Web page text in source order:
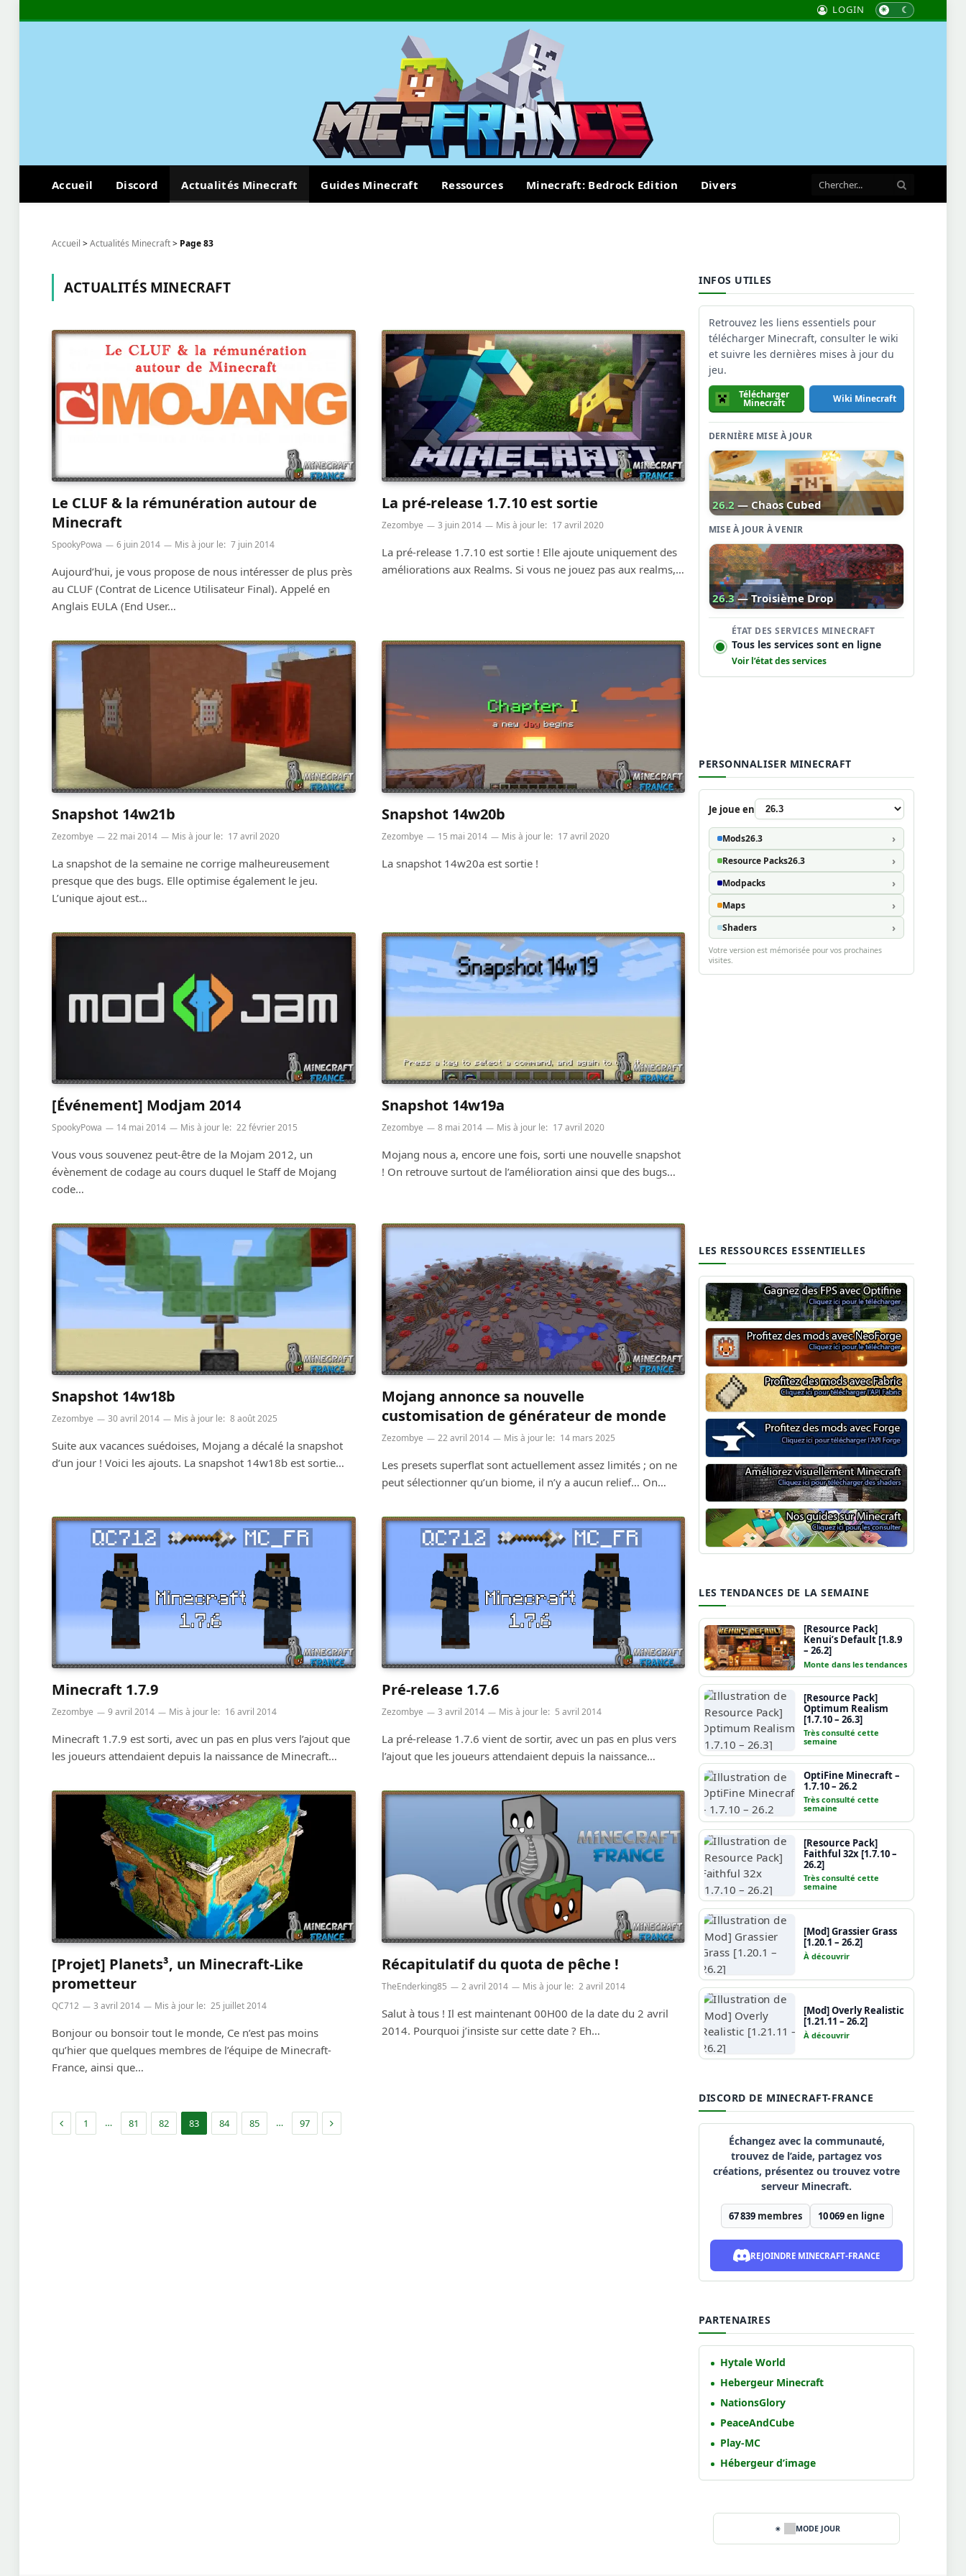
LOGIN
Accueil Discord Actualités Minecraft Guides Minecraft Ressources Minecraft: Bedrock Edition Divers
Accueil >Actualités Minecraft> Page 83
ACTUALITÉS MINECRAFT
Le CLUF & la rémunération autour de
Minecraft
SpookyPowa 6 juin 2014 Mis à jour le: 7 juin 2014
Aujourd’hui, je vous propose de nous intéresser de plus près
au CLUF (Contrat de Licence Utilisateur Final). Appelé en
Anglais EULA (End User…
La pré-release 1.7.10 est sortie
Zezombye 3 juin 2014 Mis à jour le: 17 avril 2020
La pré-release 1.7.10 est sortie ! Elle ajoute uniquement des
améliorations aux Realms. Si vous ne jouez pas aux realms,…
Snapshot 14w21b
Zezombye 22 mai 2014 Mis à jour le: 17 avril 2020
La snapshot de la semaine ne corrige malheureusement
presque que des bugs. Elle optimise également le jeu.
L’unique ajout est…
Snapshot 14w20b
Zezombye 15 mai 2014 Mis à jour le: 17 avril 2020
La snapshot 14w20a est sortie !
[Événement] Modjam 2014
SpookyPowa 14 mai 2014 Mis à jour le: 22 février 2015
Vous vous souvenez peut-être de la Mojam 2012, un
évènement de codage au cours duquel le Staff de Mojang
code…
Snapshot 14w19a
Zezombye 8 mai 2014 Mis à jour le: 17 avril 2020
Mojang nous a, encore une fois, sorti une nouvelle snapshot
! On retrouve surtout de l’amélioration ainsi que des bugs…
Snapshot 14w18b
Zezombye 30 avril 2014 Mis à jour le: 8 août 2025
Suite aux vacances suédoises, Mojang a décalé la snapshot
d’un jour ! Voici les ajouts. La snapshot 14w18b est sortie…
Mojang annonce sa nouvelle
customisation de générateur de monde
Zezombye 22 avril 2014 Mis à jour le: 14 mars 2025
Les presets superflat sont actuellement assez limités ; on ne
peut sélectionner qu’un biome, il n’y a aucun relief… On…
Minecraft 1.7.9
Zezombye 9 avril 2014 Mis à jour le: 16 avril 2014
Minecraft 1.7.9 est sorti, avec un pas en plus vers l’ajout que
les joueurs attendaient depuis la naissance de Minecraft…
Pré-release 1.7.6
Zezombye 3 avril 2014 Mis à jour le: 5 avril 2014
La pré-release 1.7.6 vient de sortir, avec un pas en plus vers
l’ajout que les joueurs attendaient depuis la naissance…
[Projet] Planets³, un Minecraft-Like
prometteur
QC712 3 avril 2014 Mis à jour le: 25 juillet 2014
Bonjour ou bonsoir tout le monde, Ce n’est pas moins
qu’hier que quelques membres de l’équipe de Minecraft-
France, ainsi que…
Récapitulatif du quota de pêche !
TheEnderking85 2 avril 2014 Mis à jour le: 2 avril 2014
Salut à tous ! Il est maintenant 00H00 de la date du 2 avril
2014. Pourquoi j’insiste sur cette date ? Eh…
Précédent
1 … 81 82 83 84 85 … 97 Suivant
INFOS UTILES
Retrouvez les liens essentiels pour
télécharger Minecraft, consulter le wiki
et suivre les dernières mises à jour du
jeu.
Télécharger
Minecraft Wiki Minecraft
DERNIÈRE MISE À JOUR
26.2 — Chaos Cubed
MISE À JOUR À VENIR
26.3 — Troisième Drop
ÉTAT DES SERVICES MINECRAFT
Tous les services sont en ligne
Voir l’état des services
PERSONNALISER MINECRAFT
Je joue en
Mods26.3
Resource Packs26.3
Modpacks
Maps
Shaders
Votre version est mémorisée pour vos prochaines
visites.
LES RESSOURCES ESSENTIELLES
Optifine
NeoForge
Minecraft Fabric
Minecraft Forge
Shaders Minecraft
Guide Minecraft
LES TENDANCES DE LA SEMAINE
[Resource Pack]
Kenui’s Default [1.8.9
– 26.2]
Monte dans les tendances
[Resource Pack]
Optimum Realism
[1.7.10 – 26.3]
Très consulté cette
semaine
OptiFine Minecraft –
1.7.10 – 26.2
Très consulté cette
semaine
[Resource Pack]
Faithful 32x [1.7.10 –
26.2]
Très consulté cette
semaine
[Mod] Grassier Grass
[1.20.1 – 26.2]
À découvrir
[Mod] Overly Realistic
[1.21.11 – 26.2]
À découvrir
DISCORD DE MINECRAFT-FRANCE
Échangez avec la communauté,
trouvez de l’aide, partagez vos
créations, présentez ou trouvez votre
serveur Minecraft.
67 839membres 10 069en ligne
REJOINDRE MINECRAFT-FRANCE
PARTENAIRES
Hytale World
Hebergeur Minecraft
NationsGlory
PeaceAndCube
Play-MC
Hébergeur d’image
MODE JOUR